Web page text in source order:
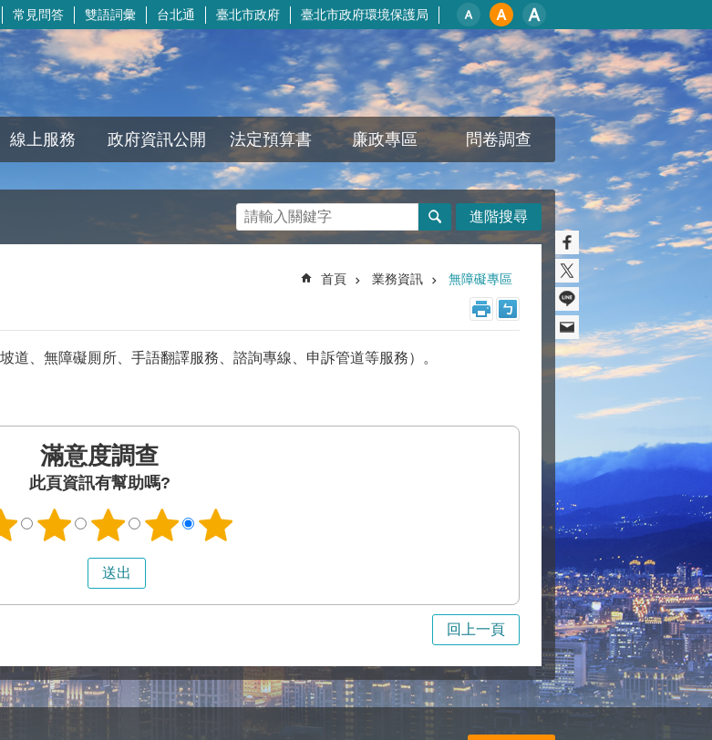
常見問答 雙語詞彙 台北通 臺北市政府 臺北市政府環境保護局
線上服務 政府資訊公開 法定預算書 廉政專區 問卷調查
進階搜尋
首頁 業務資訊 無障礙專區
道、無障礙厠所、手語翻譯服務、諮詢專線、申訴管道等服務）。
滿意度調查
此頁資訊有幫助嗎?
回上一頁